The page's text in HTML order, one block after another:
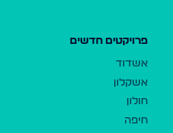
פרויקטים חדשים
אשדוד
אשקלון
חולון
חיפה